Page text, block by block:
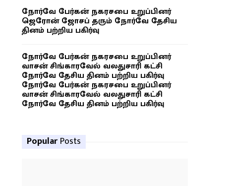
நோர்வே பேர்கன் நகரசபை உறுப்பினர்
ஜெரோன் ஜோசப் தரும் நோர்வே தேசிய
தினம் பற்றிய பகிர்வு
நோர்வே பேர்கன் நகரசபை உறுப்பினர்
வாசன் சிங்காரவேல் வலதுசாரி கட்சி
நோர்வே தேசிய தினம் பற்றிய பகிர்வு
நோர்வே பேர்கன் நகரசபை உறுப்பினர்
வாசன் சிங்காரவேல் வலதுசாரி கட்சி
நோர்வே தேசிய தினம் பற்றிய பகிர்வு
Popular Posts